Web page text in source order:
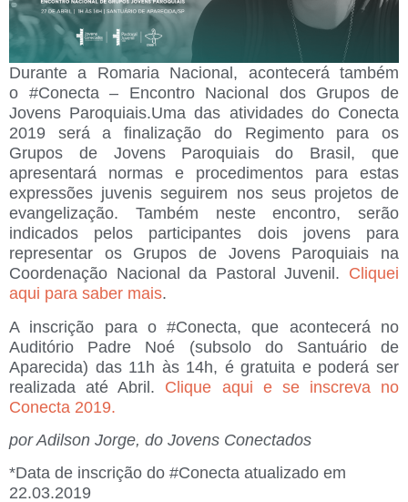
Durante a Romaria Nacional, acontecerá também
o #Conecta – Encontro Nacional dos Grupos de
Jovens Paroquiais.Uma das atividades do Conecta
2019 será a finalização do Regimento para os
Grupos de Jovens Paroquiais do Brasil, que
apresentará normas e procedimentos para estas
expressões juvenis seguirem nos seus projetos de
evangelização. Também neste encontro, serão
indicados pelos participantes dois jovens para
representar os Grupos de Jovens Paroquiais na
Coordenação Nacional da Pastoral Juvenil. Cliquei
aqui para saber mais.
A inscrição para o #Conecta, que acontecerá no
Auditório Padre Noé (subsolo do Santuário de
Aparecida) das 11h às 14h, é gratuita e poderá ser
realizada até Abril. Clique aqui e se inscreva no
Conecta 2019.
por Adilson Jorge, do Jovens Conectados
*Data de inscrição do #Conecta atualizado em
22.03.2019